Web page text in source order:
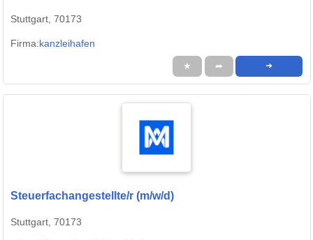
Stuttgart, 70173
Firma:kanzleihafen
★ ➦ ➜
Steuerfachangestellte/r (m/w/d)
Stuttgart, 70173